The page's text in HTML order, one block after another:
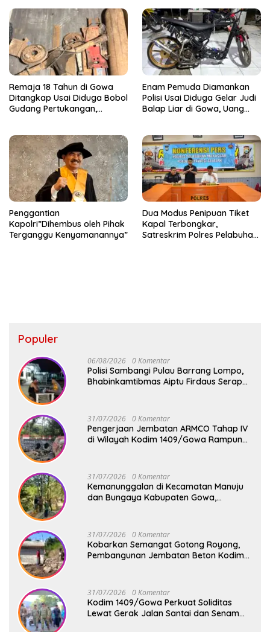
Remaja 18 Tahun di Gowa
Ditangkap Usai Diduga Bobol
Gudang Pertukangan,
Enam Pemuda Diamankan
Polisi Usai Diduga Gelar Judi
Balap Liar di Gowa, Uang
Penggantian
Kapolri”Dihembus oleh Pihak
Terganggu Kenyamanannya”
Dua Modus Penipuan Tiket
Kapal Terbongkar,
Satreskrim Polres Pelabuhan
Populer
06/08/2026 0 Komentar
Polisi Sambangi Pulau Barrang Lompo,
Bhabinkamtibmas Aiptu Firdaus Serap
31/07/2026 0 Komentar
Pengerjaan Jembatan ARMCO Tahap IV
di Wilayah Kodim 1409/Gowa Rampung
31/07/2026 0 Komentar
Kemanunggalan di Kecamatan Manuju
dan Bungaya Kabupaten Gowa,
31/07/2026 0 Komentar
Kobarkan Semangat Gotong Royong,
Pembangunan Jembatan Beton Kodim
31/07/2026 0 Komentar
Kodim 1409/Gowa Perkuat Soliditas
Lewat Gerak Jalan Santai dan Senam